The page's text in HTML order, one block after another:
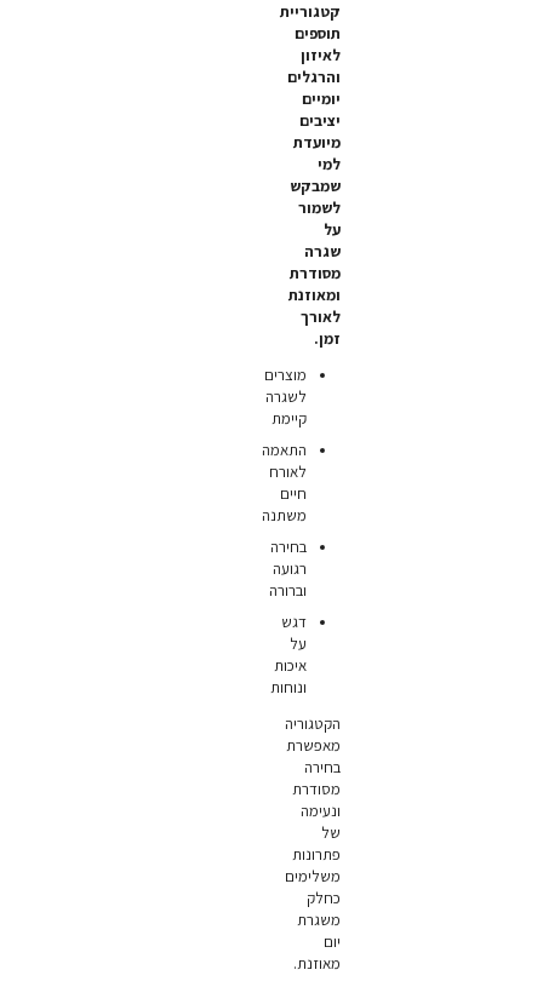
קטגוריית
תוספים
לאיזון
והרגלים
יומיים
יציבים
מיועדת
למי
שמבקש
לשמור
על
שגרה
מסודרת
ומאוזנת
לאורך
זמן.
מוצרים
לשגרה
קיימת
התאמה
לאורח
חיים
משתנה
בחירה
רגועה
וברורה
דגש
על
איכות
ונוחות
הקטגוריה
מאפשרת
בחירה
מסודרת
ונעימה
של
פתרונות
משלימים
כחלק
משגרת
יום
מאוזנת.